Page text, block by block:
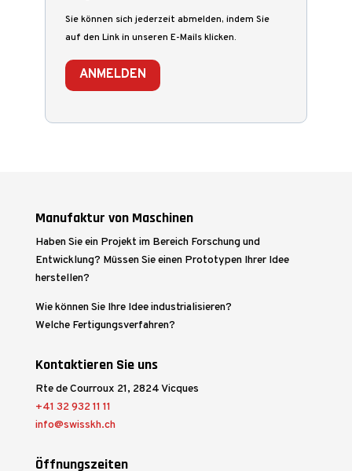
Sie können sich jederzeit abmelden, indem Sie
auf den Link in unseren E-Mails klicken.
ANMELDEN
Manufaktur von Maschinen
Haben Sie ein Projekt im Bereich Forschung und
Entwicklung? Müssen Sie einen Prototypen Ihrer Idee
herstellen?
Wie können Sie Ihre Idee industrialisieren?
Welche Fertigungsverfahren?
Kontaktieren Sie uns
Rte de Courroux 21, 2824 Vicques
+41 32 932 11 11
info@swisskh.ch
Öffnungszeiten